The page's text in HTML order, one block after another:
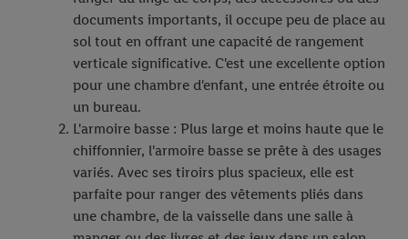
documents importants, il occupe peu de place au
sol tout en offrant une capacité de rangement
verticale significative. C'est une excellente option
pour une chambre d'enfant, une entrée étroite ou
un bureau.
L'armoire basse : Plus large et moins haute que le
chiffonnier, l'armoire basse se prête à des usages
variés. Avec ses tiroirs plus spacieux, elle est
parfaite pour ranger des vêtements pliés dans
une chambre, de la vaisselle dans une salle à